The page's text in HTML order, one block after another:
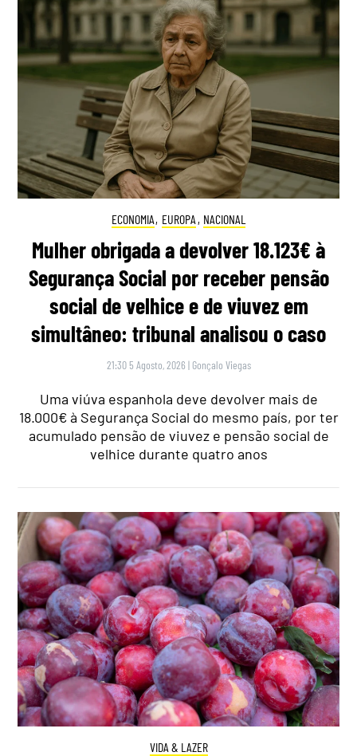
ECONOMIA, EUROPA , NACIONAL
Mulher obrigada a devolver 18.123€ à
Segurança Social por receber pensão
social de velhice e de viuvez em
simultâneo: tribunal analisou o caso
21:30 5 Agosto, 2026 | Gonçalo Viegas
Uma viúva espanhola deve devolver mais de
18.000€ à Segurança Social do mesmo país, por ter
acumulado pensão de viuvez e pensão social de
velhice durante quatro anos
VIDA & LAZER